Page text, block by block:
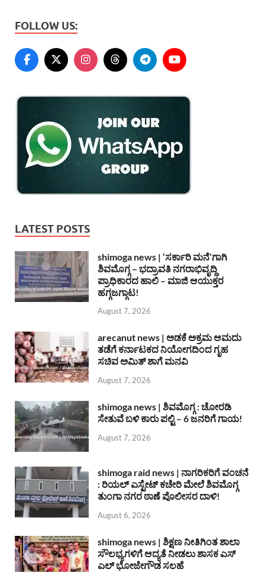
FOLLOW US:
LATEST POSTS
shimoga news | ‘ಸರ್ಕಾರಿ ಮನೆ’ಗಾಗಿ
ಶಿವಮೊಗ್ಗ – ಭದ್ರಾವತಿ ನಗರಾಭಿವೃದ್ದಿ
ಪ್ರಾಧಿಕಾರದ ಹಾಲಿ – ಮಾಜಿ ಆಯುಕ್ತರ
ಹಗ್ಗಜಗ್ಗಾಟ!
August 7, 2026
arecanut news | ಅಡಕೆ ಅಕ್ರಮ ಆಮದು
ತಡೆಗೆ ಕರ್ನಾಟಕದ ನಿಯೋಗದಿಂದ ಗೃಹ
ಸಚಿವ ಅಮಿತ್ ಶಾಗೆ ಮನವಿ
August 7, 2026
shimoga news | ಶಿವಮೊಗ್ಗ : ಚೋರಡಿ
ಸೇತುವೆ ಬಳಿ ಕಾರು ಪಲ್ಟಿ – 6 ಜನರಿಗೆ ಗಾಯ!
August 7, 2026
shimoga raid news | ನಾಗರಿಕರಿಗೆ ವಂಚನೆ
: ರಿಯಲ್ ಎಸ್ಟೇಟ್ ಕಚೇರಿ ಮೇಲೆ ಶಿವಮೊಗ್ಗ
ತುಂಗಾ ನಗರ ಠಾಣೆ ಪೊಲೀಸರ ದಾಳಿ!
August 6, 2026
shimoga news | ಶಿಕ್ಷಣ ನೀತಿಗಿಂತ ಶಾಲಾ
ಸೌಲಭ್ಯಗಳಿಗೆ ಆದ್ಯತೆ ನೀಡಲು ಶಾಸಕ ಎಸ್
ಎಲ್ ಭೋಜೇಗೌಡ ಸಲಹೆ